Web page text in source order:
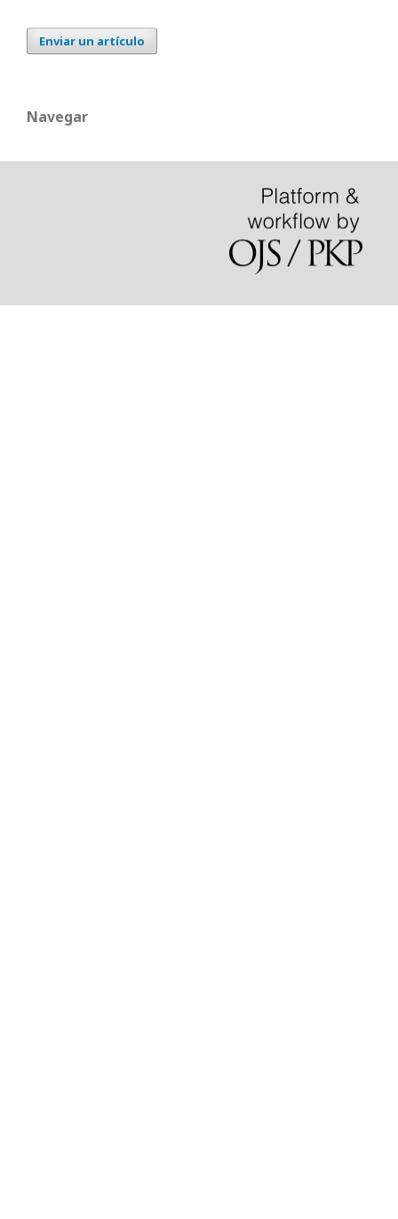
Enviar un artículo
Navegar